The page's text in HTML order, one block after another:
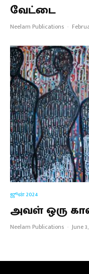
வேட்டை
Neelam Publications ·
ஜூன் 2024
அவள் ஒரு
Neelam Publications · June